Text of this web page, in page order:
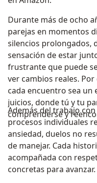
Durante más de ocho
parejas en momentos
silencios prolongados,
sensación de estar
frustrante que puede
ver cambios reales.
cada encuentro sea un
juicios, donde tú y tu
comprenderse y
Además del trabajo
procesos individuales
ansiedad, duelos no
de manejar. Cada
acompañada con
concretas para avanzar.